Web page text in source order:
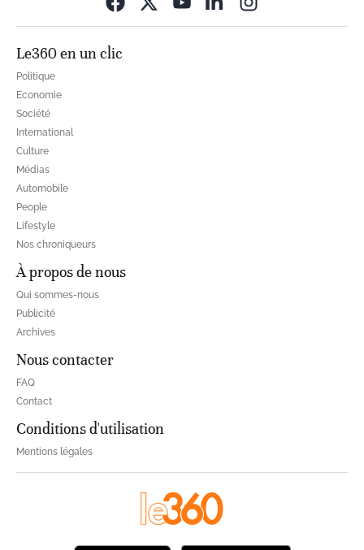
Le360 en un clic
Politique
Economie
Société
International
Culture
Médias
Automobile
People
Lifestyle
Nos chroniqueurs
À propos de nous
Qui sommes-nous
Publicité
Archives
Nous contacter
FAQ
Contact
Conditions d'utilisation
Mentions légales